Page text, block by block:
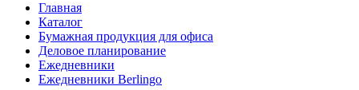
Главная
Каталог
Бумажная продукция для офиса
Деловое планирование
Ежедневники
Ежедневники Berlingo